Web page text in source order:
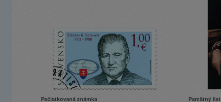
Pečiatkovaná známka Pamätný list